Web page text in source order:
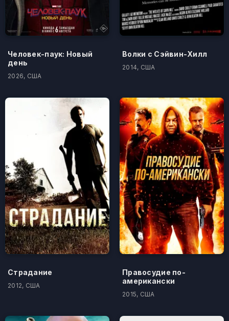
Человек-паук: Новый
день
2026, США
Волки с Сэйвин-Хилл
2014, США
Страдание
2012, США
Правосудие по-
американски
2015, США